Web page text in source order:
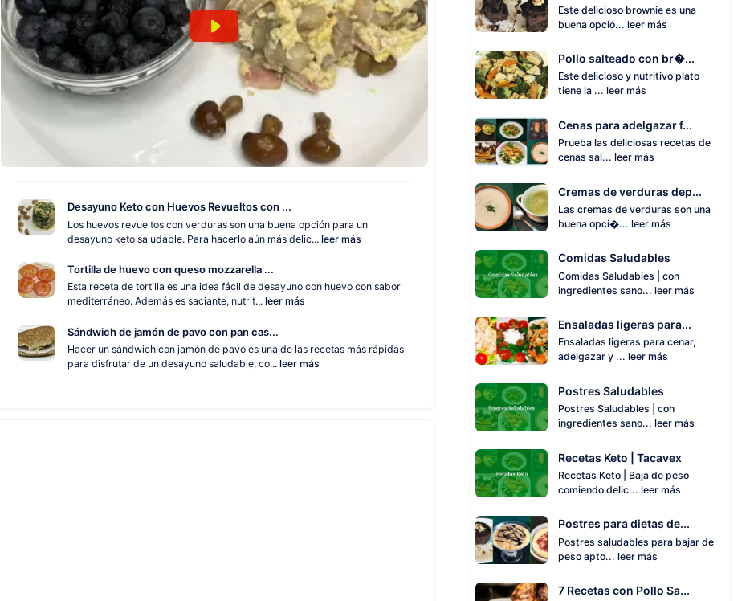
Desayuno Keto con Huevos Revueltos con ...
Los huevos revueltos con verduras son una buena opción para un
desayuno keto saludable. Para hacerlo aún más delic... leer más
Tortilla de huevo con queso mozzarella ...
Esta receta de tortilla es una idea fácil de desayuno con huevo con sabor
mediterráneo. Además es saciante, nutrit... leer más
Sándwich de jamón de pavo con pan cas...
Hacer un sándwich con jamón de pavo es una de las recetas más rápidas
para disfrutar de un desayuno saludable, co... leer más
Este delicioso brownie es una
buena opció... leer más
Pollo salteado con br�...
Este delicioso y nutritivo plato
tiene la ... leer más
Cenas para adelgazar f...
Prueba las deliciosas recetas de
cenas sal... leer más
Cremas de verduras dep...
Las cremas de verduras son una
buena opci�... leer más
Comidas Saludables
Comidas Saludables | con
ingredientes sano... leer más
Ensaladas ligeras para...
Ensaladas ligeras para cenar,
adelgazar y ... leer más
Postres Saludables
Postres Saludables | con
ingredientes sano... leer más
Recetas Keto | Tacavex
Recetas Keto | Baja de peso
comiendo delic... leer más
Postres para dietas de...
Postres saludables para bajar de
peso apto... leer más
7 Recetas con Pollo Sa...